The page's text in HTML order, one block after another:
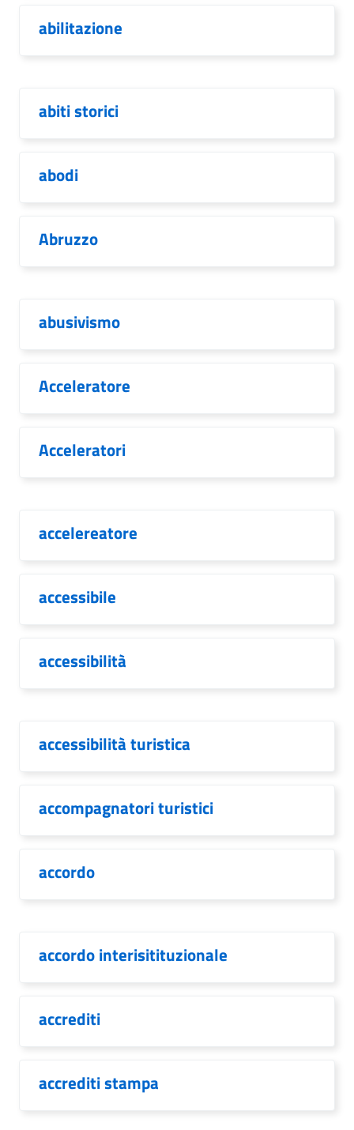
abilitazione
abiti storici
abodi
Abruzzo
abusivismo
Acceleratore
Acceleratori
accelereatore
accessibile
accessibilità
accessibilità turistica
accompagnatori turistici
accordo
accordo interisitituzionale
accrediti
accrediti stampa